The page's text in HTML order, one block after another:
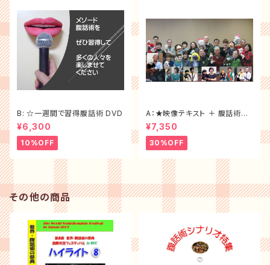
B: ☆一週間で習得腹話術 DVD
¥6,300
10%OFF
A：★映像テキスト ＋ 腹話術テ
キスト＜大特価セット割30%of
f ＞
¥7,350
30%OFF
その他の商品